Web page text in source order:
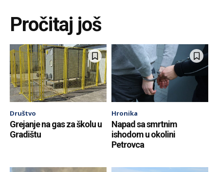
Pročitaj još
Društvo
Grejanje na gas za školu u
Gradištu
Hronika
Napad sa smrtnim
ishodom u okolini
Petrovca